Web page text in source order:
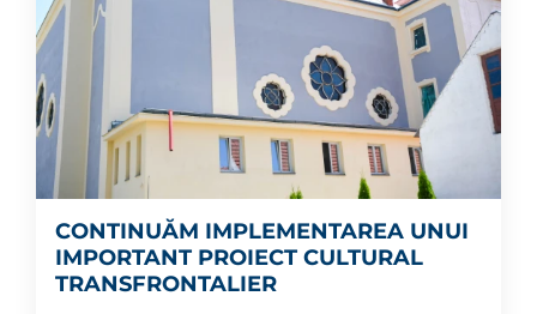
CONTINUĂM IMPLEMENTAREA UNUI
IMPORTANT PROIECT CULTURAL
TRANSFRONTALIER